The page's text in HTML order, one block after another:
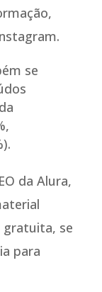
se
da Alura,
gratuita, se
para